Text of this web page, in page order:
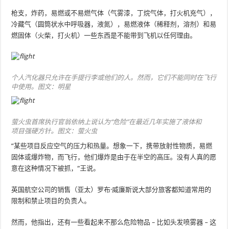
枪支，炸药，易燃或不易燃气体（气雾漆，丁烷气体，打火机充气），
冷藏气（圆筒状水中呼吸器，液氮），易燃液体（稀释剂，溶剂）和易
燃固体（火柴，打火机）一些东西是不能带到飞机以任何理由。
个人汽化器只允许在手提行李或他们的人。然而，它们不能同时在飞行
中使用。图文：明星
萤火虫首席执行官翁依纳上说认为“危险”在最近几年实施了液体和
项目强硬方针。图文：萤火虫
“某些项目反应空气的压力和热量。想象一下，携带放射性物质，易燃
固体或爆炸物，而飞行，他们爆炸是由于在半空的高压。没有人真的愿
意在这种情况下被抓，“王说。
英国航空公司的销售（亚太）罗布·威廉斯说大部分旅客都知道常用的
限制和禁止项目的负责人。
然而，他指出，还有一些看起来不那么危险物品 – 比如头发喷雾器 – 这